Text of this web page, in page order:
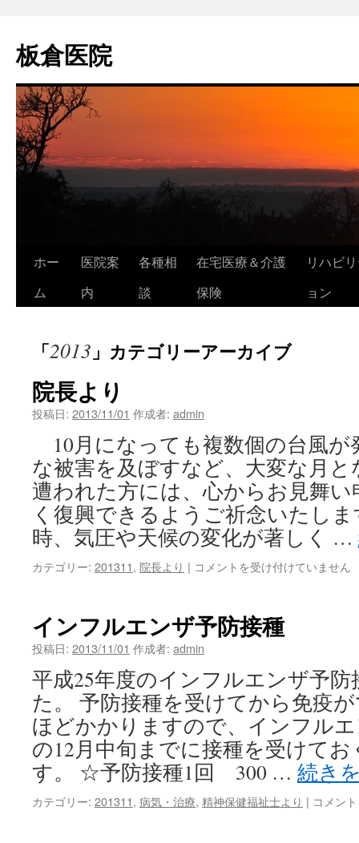
テ
ン
へ
ス
キ
ッ
プ
板倉医院
ホー
ム
医院案
内
各種相
談
在宅医療＆介護
保険
リハビ
ョン
「2013 」カテゴリーアーカイブ
院長より
投稿日: 2013/11/01 作成者: admin
10月になっても複数個の台風が
な被害を及ぼすなど、大変な月
遭われた方には、心からお見舞
く復興できるようご祈念いたし
時、気圧や天候の変化が著しく …
カテゴリー: 201311, 院長より | 院
り
は
コメントを受け付けていません
インフルエンザ予防接種
投稿日: 2013/11/01 作成者: admin
平成25年度のインフルエンザ予
た。 予防接種を受けてから免疫
ほどかかりますので、インフル
の12月中旬までに接種を受けて
す。 ☆予防接種1回 300 … 続き
カテゴリー: 201311, 病気・治療, 精神保健福祉士より | イ
コメン